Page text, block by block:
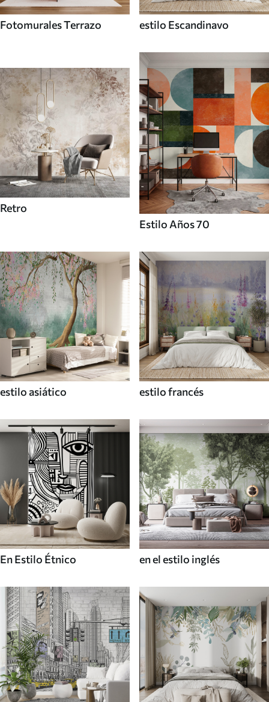
Fotomurales Terrazo estilo Escandinavo
Retro
Estilo Años 70
estilo asiático estilo francés
En Estilo Étnico en el estilo inglés